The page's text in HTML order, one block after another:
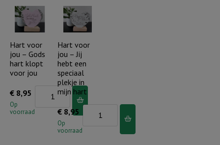
Dikke
knuffel
voor
jou
aantal
Geloof,
hoop
en
aantal
Hart voor
jou – Gods
hart klopt
voor jou
€ 8,95
Op
voorraad
Hart voor
jou – Jij
hebt een
speciaal
plekje in
mijn hart
€ 8,95
Op
voorraad